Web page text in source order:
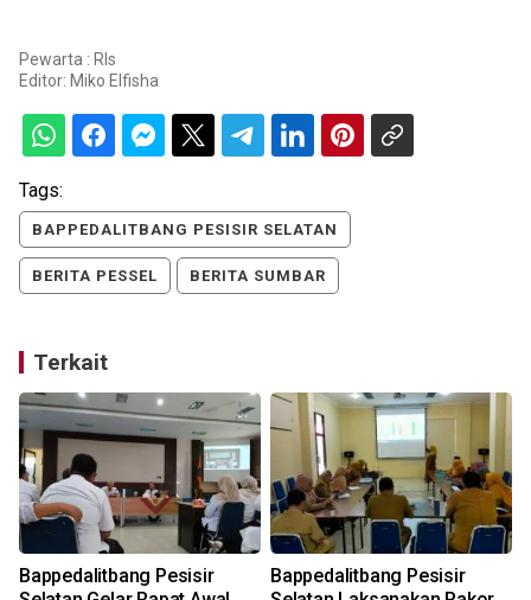
Pewarta : Rls
Editor: Miko Elfisha
Tags:
BAPPEDALITBANG PESISIR SELATAN
BERITA PESSEL BERITA SUMBAR
Terkait
Bappedalitbang Pesisir
Bappedalitbang Pesisir